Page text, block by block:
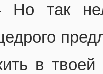
Но так
в твоей